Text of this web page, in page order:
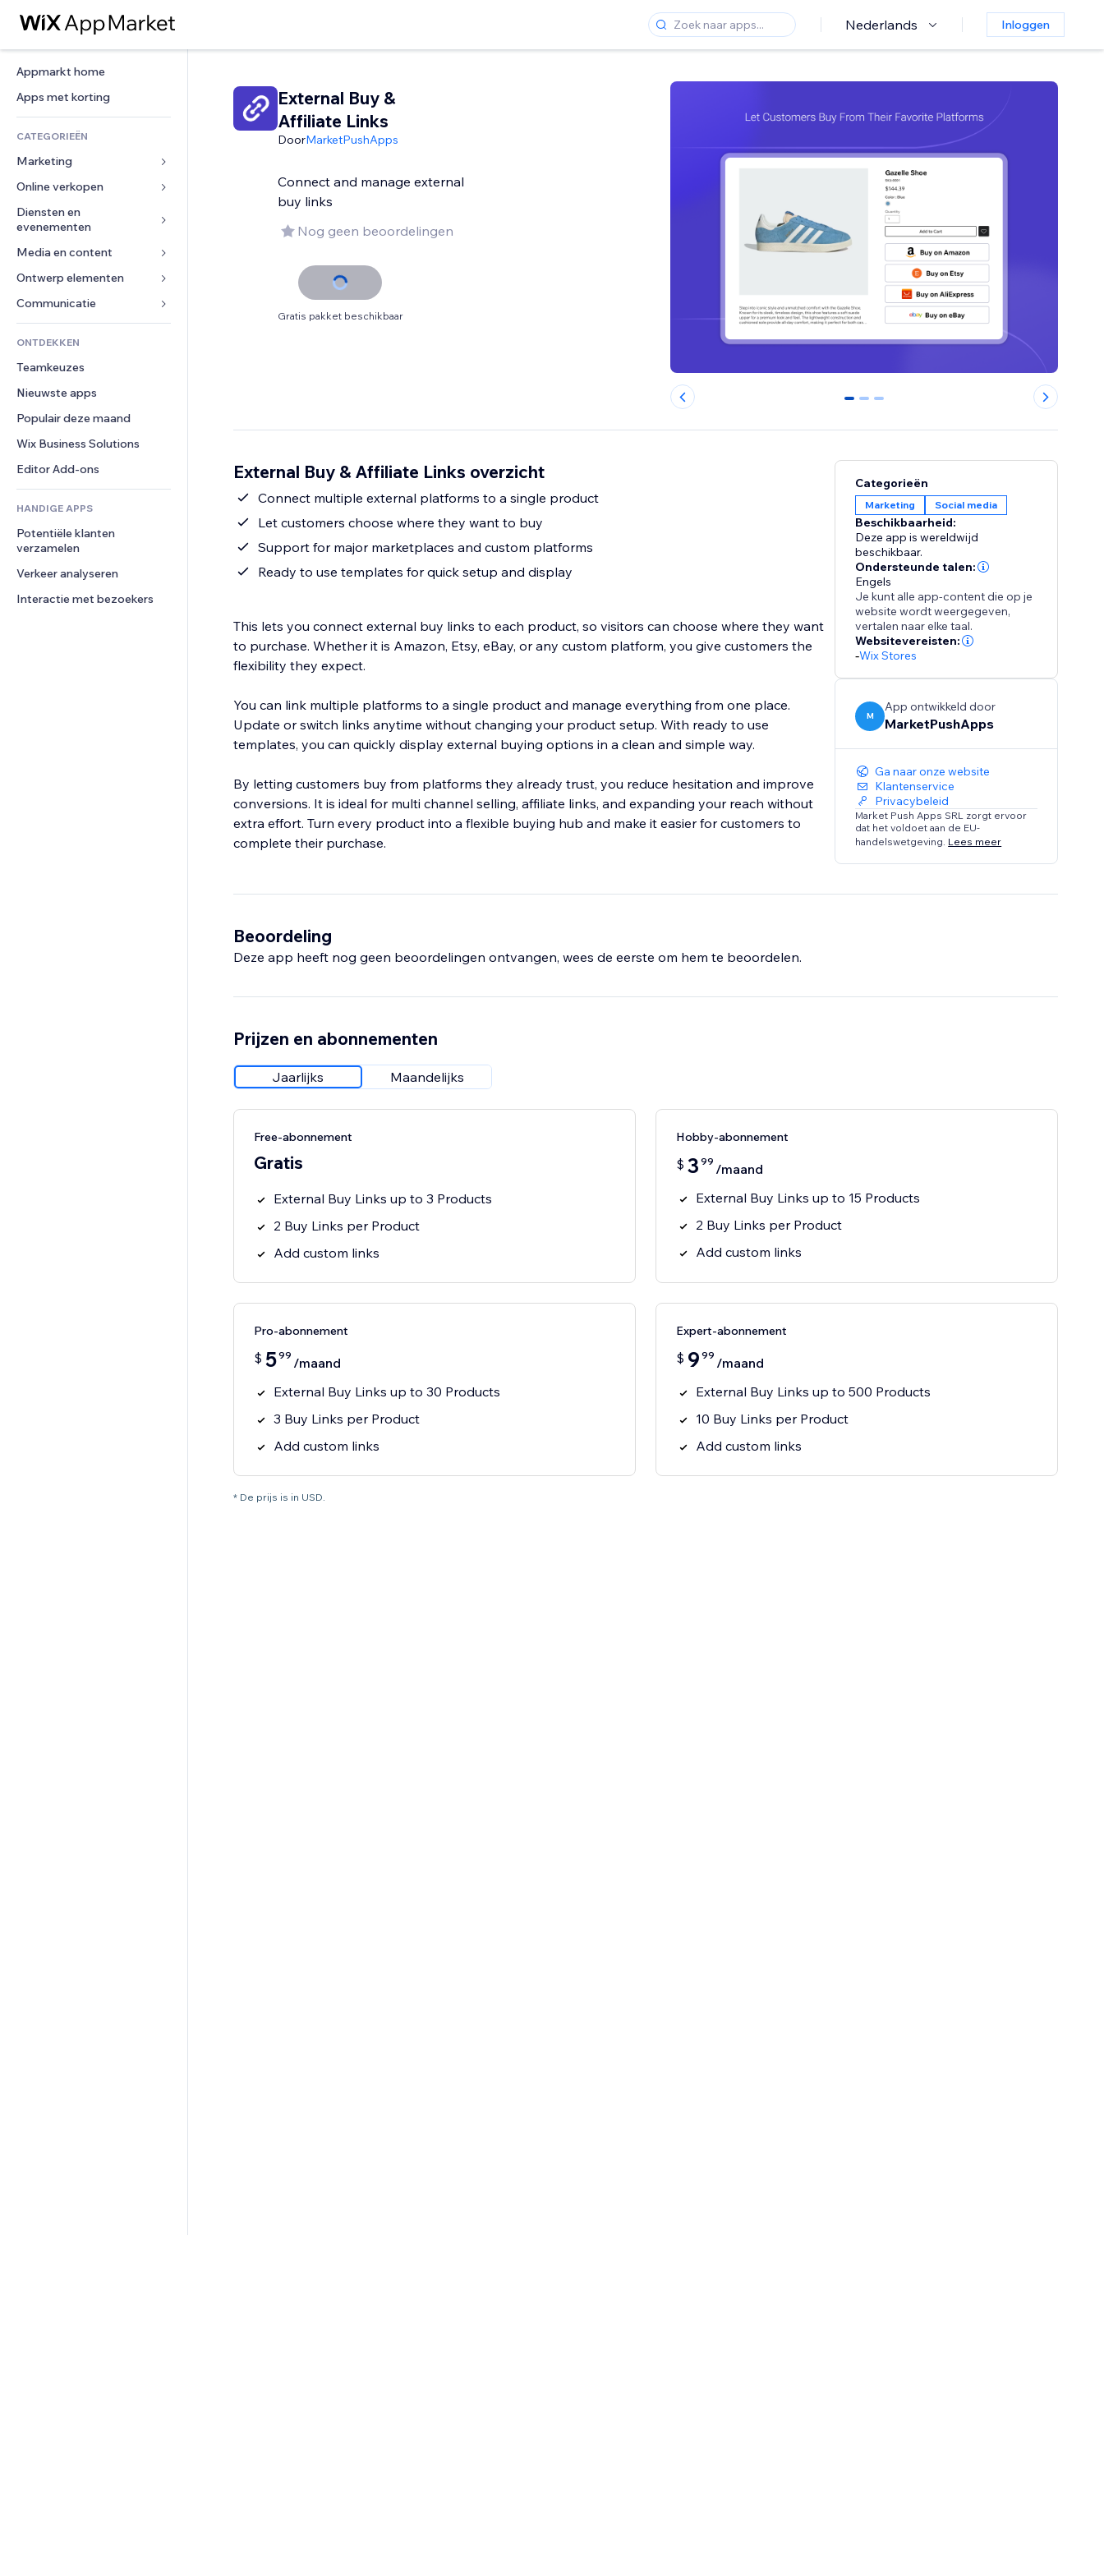
Nederlands Inloggen
Appmarkt home
Apps met korting
CATEGORIEËN
Marketing
Advertenties
Mobiel
Analytics
Social media
SEO
Betrokkenheid
Websitevermeldingen
E-mail
Conversie
Online verkopen
Apps voor webshops
Verzending en levering
Verkoopknoppen
Online cursussen
Print on demand
Boekhouding
Coupons en loyaliteit
Opslagoplossingen
Dropshipping
Prijzen en abonnementen
Crowdfunding
Eten en drinken
Diensten en
evenementen
Hotels
Evenementen
Restaurants
Vastgoed
Boekingen
Media en content
Galerij
Muziek
Podcasts
Fotografie
Video
PDF
Bestanden delen
Nieuws
Ontwerp elementen
Kaarten en navigatie
Privacy en beveiliging
Ontime
Pagina templates
Afbeeldingseffecten
Knoppen en menu's
Banners en badges
Rekenmachines
Zoeken
Weer
Grafieken en tabellen
Formulieren
Enquêtes
Chat
Opmerkingen
Telefoonnummer
Community
Beoordelingen en testimonials
CRM
ONTDEKKEN
Teamkeuzes
Nieuwste apps
Populair deze maand
Wix Business Solutions
Editor Add-ons
HANDIGE APPS
Potentiële klanten
verzamelen
Verkeer analyseren
Interactie met bezoekers
External Buy &
Affiliate Links
DoorMarketPushApps
Connect and manage external
buy links
Nog geen beoordelingen
Gratis pakket beschikbaar
0 1 2
External Buy & Affiliate Links overzicht
Connect multiple external platforms to a single product
Let customers choose where they want to buy
Support for major marketplaces and custom platforms
Ready to use templates for quick setup and display
This lets you connect external buy links to each product, so visitors can choose where they want
to purchase. Whether it is Amazon, Etsy, eBay, or any custom platform, you give customers the
flexibility they expect.
You can link multiple platforms to a single product and manage everything from one place.
Update or switch links anytime without changing your product setup. With ready to use
templates, you can quickly display external buying options in a clean and simple way.
By letting customers buy from platforms they already trust, you reduce hesitation and improve
conversions. It is ideal for multi channel selling, affiliate links, and expanding your reach without
extra effort. Turn every product into a flexible buying hub and make it easier for customers to
complete their purchase.
Categorieën
Marketing Social media
Beschikbaarheid:
Deze app is wereldwijd
beschikbaar.
Ondersteunde talen:
Engels
Je kunt alle app-content die op je
website wordt weergegeven,
vertalen naar elke taal.
Websitevereisten:
-Wix Stores
M
App ontwikkeld door
MarketPushApps
Ga naar onze website
Klantenservice
Privacybeleid
Market Push Apps SRL zorgt ervoor
dat het voldoet aan de EU-
handelswetgeving. Lees meer
Beoordeling
Deze app heeft nog geen beoordelingen ontvangen, wees de eerste om hem te beoordelen.
Prijzen en abonnementen
Jaarlijks Maandelijks
Free-abonnement
Gratis
External Buy Links up to 3 Products
2 Buy Links per Product
Add custom links
Hobby-abonnement
$ 3 99 /maand
External Buy Links up to 15 Products
2 Buy Links per Product
Add custom links
Pro-abonnement
$ 599 /maand
External Buy Links up to 30 Products
3 Buy Links per Product
Add custom links
Expert-abonnement
$ 9 99 /maand
External Buy Links up to 500 Products
10 Buy Links per Product
Add custom links
* De prijs is in USD.